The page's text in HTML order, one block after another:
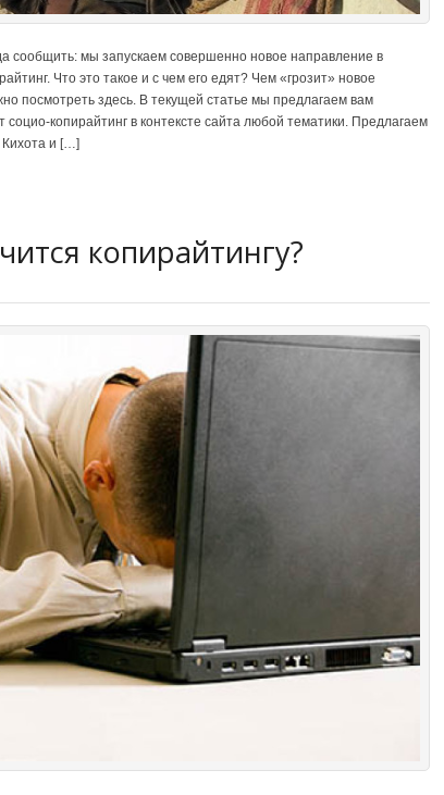
сообщить: мы запускаем совершенно новое направление в
Что это такое и с чем его едят? Чем «грозит» новое
посмотреть здесь. В текущей статье мы предлагаем вам
социо-копирайтинг в контексте сайта любой тематики. Предлагаем
Кихота и […]
копирайтингу?